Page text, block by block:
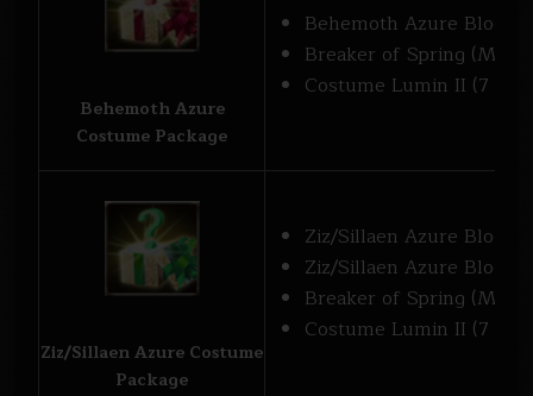
Behemoth Azure
Costume Package
Behemoth Azure
Breaker of Spring
Costume Lumin II (7
Ziz/Sillaen Azure Costume
Package
Ziz/Sillaen Azure
Ziz/Sillaen Azure
Breaker of Spring
Costume Lumin II (7